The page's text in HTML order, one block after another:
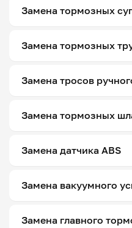
Замена тормозных
Замена тормозных
Замена тросов
Замена тормозных
Замена датчика ABS
Замена вакуумного
Замена главного